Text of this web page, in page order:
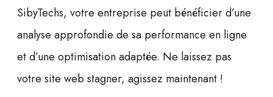
SibyTechs, votre entreprise peut bénéficier d’une
analyse approfondie de sa performance en ligne
et d’une optimisation adaptée. Ne laissez pas
votre site web stagner, agissez maintenant !